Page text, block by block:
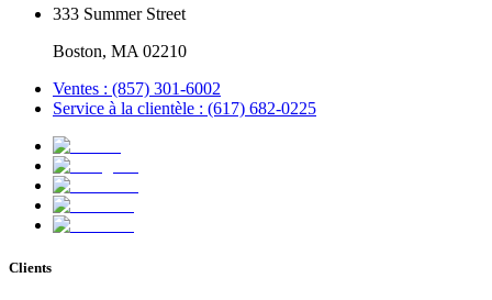
333 Summer Street
Boston, MA 02210
Ventes : (857) 301-6002
Service à la clientèle : (617) 682-0225
Clients